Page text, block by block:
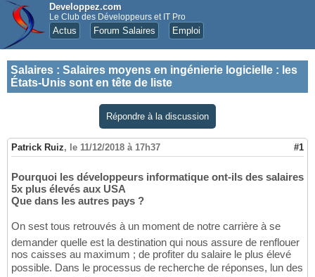
Developpez.com
Le Club des Développeurs et IT Pro
Actus Forum Salaires Emploi
Salaires : Salaires moyens en ingénierie logicielle : les
États-Unis sont en tête de liste
Répondre à la discussion
Patrick Ruiz, le 11/12/2018 à 17h37 #1
Pourquoi les développeurs informatique ont-ils des salaires
5x plus élevés aux USA
Que dans les autres pays ?
On sest tous retrouvés à un moment de notre carrière à se
demander quelle est la destination qui nous assure de renflouer
nos caisses au maximum ; de profiter du salaire le plus élevé
possible. Dans le processus de recherche de réponses, lun des